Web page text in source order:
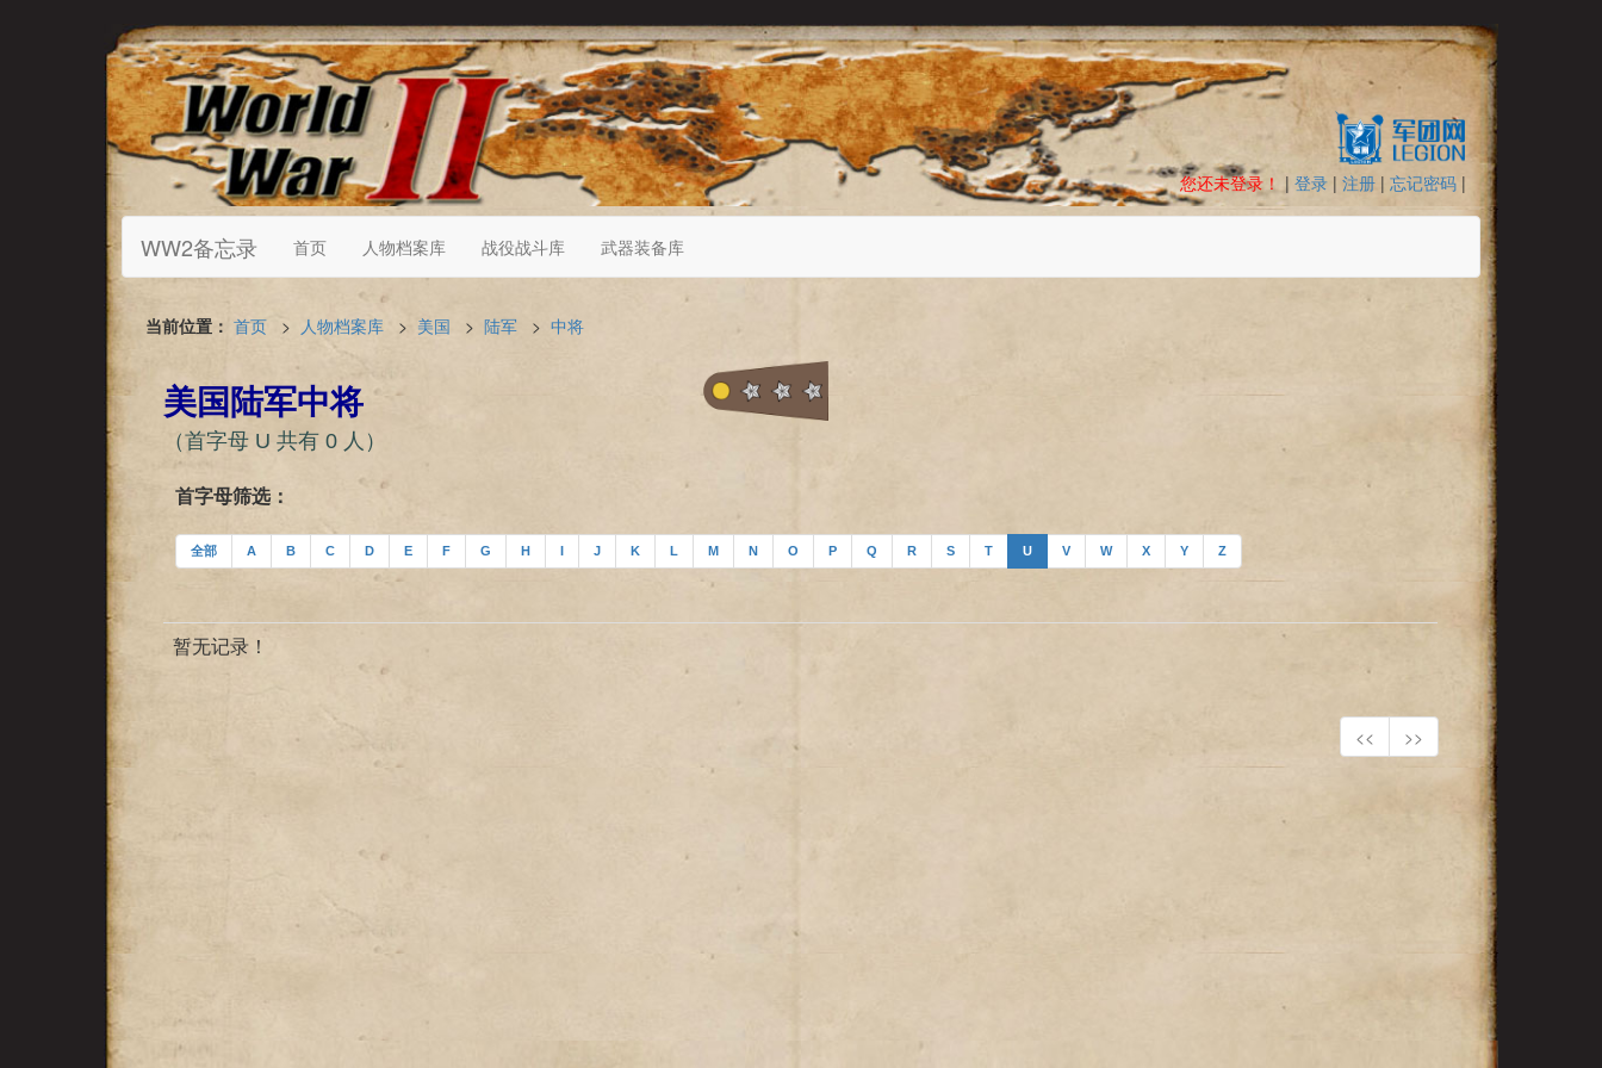
您还未登录！ | 登录 | 注册 | 忘记密码 |
WW2备忘录 首页 人物档案库 战役战斗库 武器装备库
当前位置： 首页 > 人物档案库 > 美国 > 陆军 > 中将
美国陆军中将
（首字母 U 共有 0 人）
首字母筛选：
全部 A B C D E F G H I J K L M N O P Q R S T U V W X Y Z
暂无记录！
<< >>